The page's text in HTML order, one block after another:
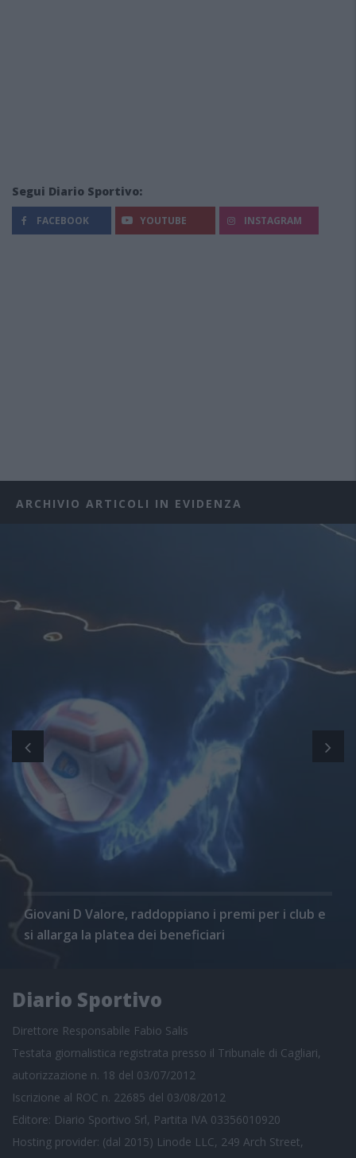
Segui Diario Sportivo:
FACEBOOK YOUTUBE INSTAGRAM
ARCHIVIO ARTICOLI IN EVIDENZA
Giovani D Valore, raddoppiano i premi per i club e
si allarga la platea dei beneficiari
Diario Sportivo
Direttore Responsabile Fabio Salis
Testata giornalistica registrata presso il Tribunale di Cagliari,
autorizzazione n. 18 del 03/07/2012
Iscrizione al ROC n. 22685 del 03/08/2012
Editore: Diario Sportivo Srl, Partita IVA 03356010920
Hosting provider: (dal 2015) Linode LLC, 249 Arch Street,